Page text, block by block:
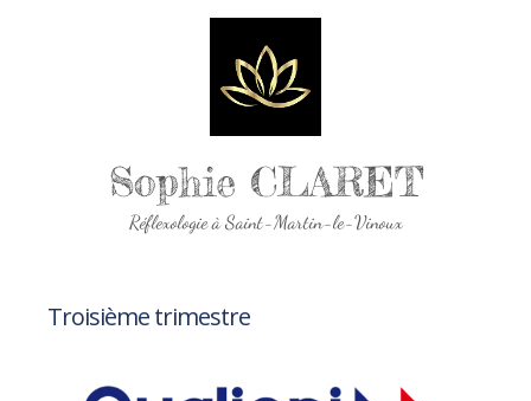
Sophie CLARET
Réflexologie à Saint-Martin-le-Vinoux
Troisième trimestre